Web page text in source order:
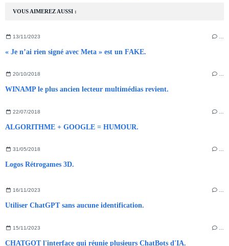
VOUS AIMEREZ AUSSI :
13/11/2023
« Je n’ai rien signé avec Meta » est un FAKE.
20/10/2018
WINAMP le plus ancien lecteur multimédias revient.
22/07/2018
ALGORITHME + GOOGLE = HUMOUR.
31/05/2018 …
Logos Rétrogames 3D.
16/11/2023
Utiliser ChatGPT sans aucune identification.
15/11/2023
CHATGOT l'interface qui réunie plusieurs ChatBots d'IA.